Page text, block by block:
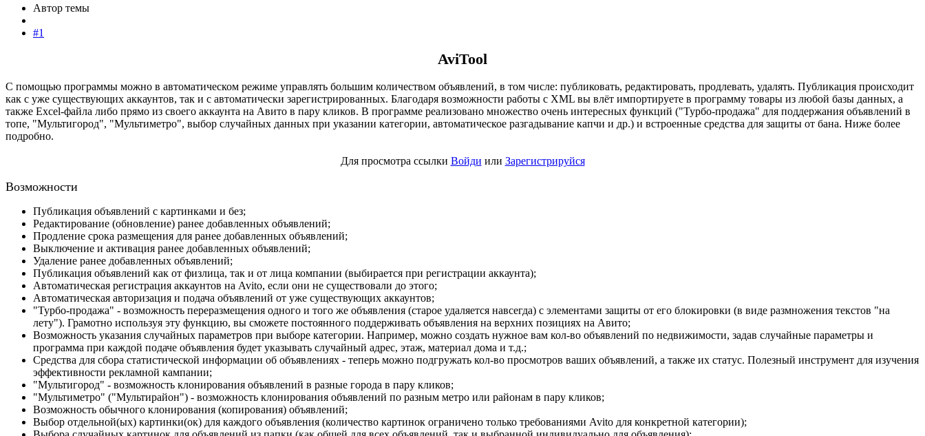
Автор темы
#1
AviTool
С помощью программы можно в автоматическом режиме управлять большим количеством объявлений, в том числе: публиковать, редактировать, продлевать, удалять. Публикация происходит
как с уже существующих аккаунтов, так и с автоматически зарегистрированных. Благодаря возможности работы с XML вы влёт импортируете в программу товары из любой базы данных, а
также Excel-файла либо прямо из своего аккаунта на Авито в пару кликов. В программе реализовано множество очень интересных функций ("Турбо-продажа" для поддержания объявлений в
топе, "Мультигород", "Мультиметро", выбор случайных данных при указании категории, автоматическое разгадывание капчи и др.) и встроенные средства для защиты от бана. Ниже более
подробно.
Для просмотра ссылки Войди или Зарегистрируйся
Возможности
Публикация объявлений с картинками и без;
Редактирование (обновление) ранее добавленных объявлений;
Продление срока размещения для ранее добавленных объявлений;
Выключение и активация ранее добавленных объявлений;
Удаление ранее добавленных объявлений;
Публикация объявлений как от физлица, так и от лица компании (выбирается при регистрации аккаунта);
Автоматическая регистрация аккаунтов на Avito, если они не существовали до этого;
Автоматическая авторизация и подача объявлений от уже существующих аккаунтов;
"Турбо-продажа" - возможность переразмещения одного и того же объявления (старое удаляется навсегда) с элементами защиты от его блокировки (в виде размножения текстов "на
лету"). Грамотно используя эту функцию, вы сможете постоянного поддерживать объявления на верхних позициях на Авито;
Возможность указания случайных параметров при выборе категории. Например, можно создать нужное вам кол-во объявлений по недвижимости, задав случайные параметры и
программа при каждой подаче объявления будет указывать случайный адрес, этаж, материал дома и т.д.;
Средства для сбора статистической информации об объявлениях - теперь можно подгружать кол-во просмотров ваших объявлений, а также их статус. Полезный инструмент для изучения
эффективности рекламной кампании;
"Мультигород" - возможность клонирования объявлений в разные города в пару кликов;
"Мультиметро" ("Мультирайон") - возможность клонирования объявлений по разным метро или районам в пару кликов;
Возможность обычного клонирования (копирования) объявлений;
Выбор отдельной(ых) картинки(ок) для каждого объявления (количество картинок ограничено только требованиями Avito для конкретной категории);